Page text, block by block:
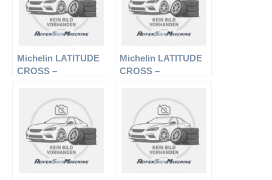
Michelin LATITUDE
CROSS –
Sommerreifen
Michelin LATITUDE
CROSS –
Sommerreifen